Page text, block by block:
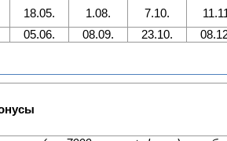
18.05. 1.08. 7.10.
05.06. 08.09. 23.10.